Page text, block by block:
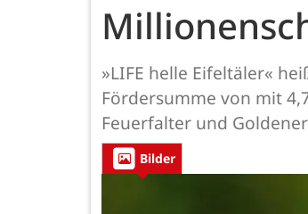
»LIFE helle Eifeltäler«
Fördersumme von mit
Feuerfalter und
Bilder